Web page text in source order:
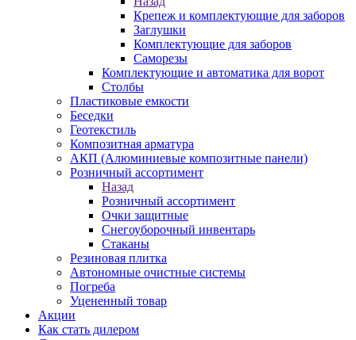
Крепеж и комплектующие для заборов
Заглушки
Комплектующие для заборов
Саморезы
Комплектующие и автоматика для ворот
Столбы
Пластиковые емкости
Беседки
Геотекстиль
Композитная арматура
АКП (Алюминиевые композитные панели)
Розничный ассортимент
Назад
Розничный ассортимент
Очки защитные
Снегоуборочный инвентарь
Стаканы
Резиновая плитка
Автономные очистные системы
Погреба
Уцененный товар
Акции
Как стать дилером